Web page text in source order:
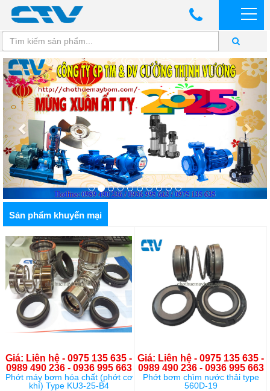
Sản phẩm khuyến mại
Giá: Liên hệ - 0975 135 635 -
0989 490 236 - 0936 995 663
Phớt máy bơm hóa chất (phớt cơ
khí) Type KU3-25-B4
Giá: Liên hệ - 0975 135 635 -
0989 490 236 - 0936 995 663
Phớt bơm chìm nước thải type
560D-19